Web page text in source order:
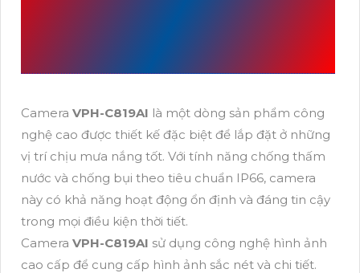
Camera VPH-C819AI là một dòng sản phẩm công
nghệ cao được thiết kế đặc biệt để lắp đặt ở những
vị trí chịu mưa nắng tốt. Với tính năng chống thấm
nước và chống bụi theo tiêu chuẩn IP66, camera
này có khả năng hoạt động ổn định và đáng tin cậy
trong mọi điều kiện thời tiết.
Camera VPH-C819AI sử dụng công nghệ hình ảnh
cao cấp để cung cấp hình ảnh sắc nét và chi tiết.